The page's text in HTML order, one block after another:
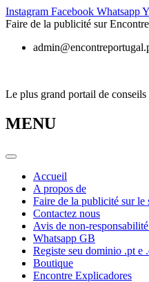
Skip
to
Instagram Facebook Whatsapp
Faire de la publicité sur
Le plus grand portail de
MENU
Accueil
A propos de
Faire de la publicité sur le
Contactez nous
Avis de non-
Whatsapp GB
Registe seu dominio .pt e
Boutique
Encontre Explicadores